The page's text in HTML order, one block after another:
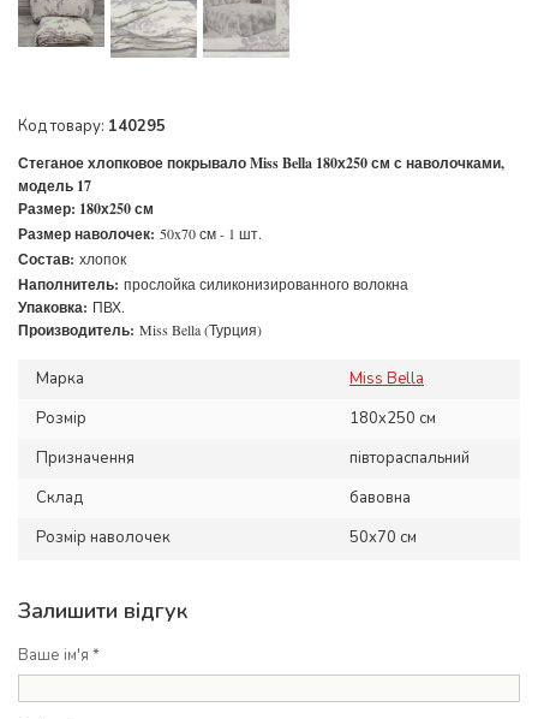
Код товару: 140295
Стеганое хлопковое покрывало Miss Bella 180х250 см с наволочками,
модель 17
Размер: 180х250 см
Размер наволочек: 50x70 см - 1 шт.
Состав: хлопок
Наполнитель: прослойка силиконизированного волокна
Упаковка: ПВХ.
Производитель: Miss Bella (Турция)
Марка
Miss Bella
Розмір
180x250 см
Призначення
півтораспальний
Склад
бавовна
Розмір наволочек
50x70 см
Залишити відгук
Ваше ім'я *